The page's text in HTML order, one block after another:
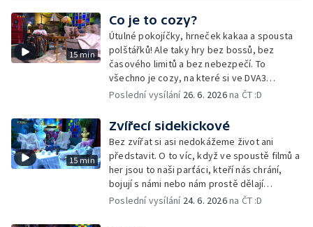
15 min
Co je to cozy?
Útulné pokojíčky, hrneček kakaa a spousta
polštářků! Ale taky hry bez bossů, bez
časového limitů a bez nebezpečí. To
všechno je cozy, na které si ve DVA3
posvítíme. A to není všechno – do studia
pejskovi!
Poslední vysílání 26. 6. 2026na ČT :D
15 min
Zvířecí sidekickové
Bez zvířat si asi nedokážeme život ani
představit. O to víc, když ve spoustě filmů a
her jsou to naši parťáci, kteří nás chrání,
bojují s námi nebo nám prostě dělají
společnost. Kromě toho se taky potkáme s
Poslední vysílání 24. 6. 2026na ČT :D